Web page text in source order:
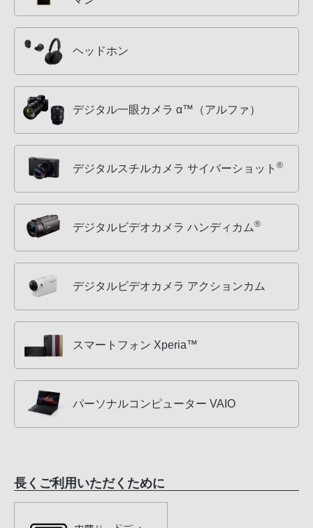
ヘッドホン
デジタル一眼カメラ α™（アルファ）
デジタルスチルカメラ サイバーショット ®
デジタルビデオカメラ ハンディカム®
デジタルビデオカメラ アクションカム
スマートフォン Xperia™
パーソナルコンピューター VAIO
長くご利用いただくために